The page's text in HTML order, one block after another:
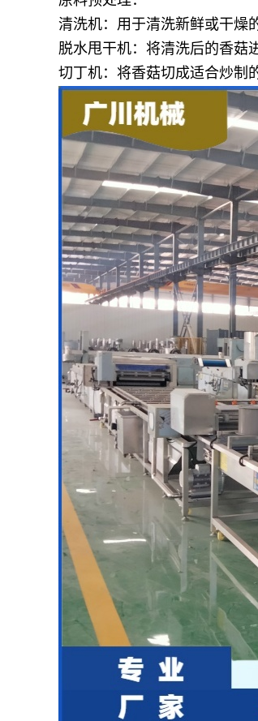
清洗机：用于清洗新鲜或干燥
脱水甩干机：将清洗后的香菇
切丁机：将香菇切成适合炒制